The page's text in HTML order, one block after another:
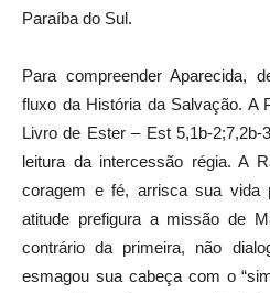
Paraíba do Sul.
Para compreender Aparecida,
fluxo da História da Salvação. A
Livro de Ester – Est 5,1b-
leitura da intercessão régia. A
coragem e fé, arrisca sua vida
atitude prefigura a missão de
contrário da primeira, não
esmagou sua cabeça com o